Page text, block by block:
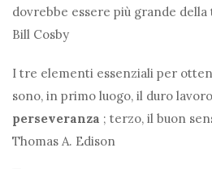
dovrebbe essere più grande della
Bill Cosby
I tre elementi essenziali per
sono, in primo luogo, il duro
perseveranza ; terzo, il buon
Thomas A. Edison